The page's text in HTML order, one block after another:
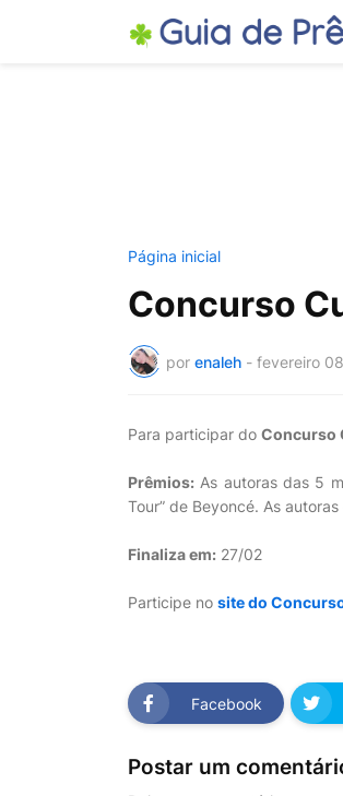
Página inicial
Concurso
por enaleh - fevereiro
Para participar do Concurso
Prêmios: As autoras das 5
Tour” de Beyoncé. As
Finaliza em: 27/02
Participe no site do
Facebook
Postar um